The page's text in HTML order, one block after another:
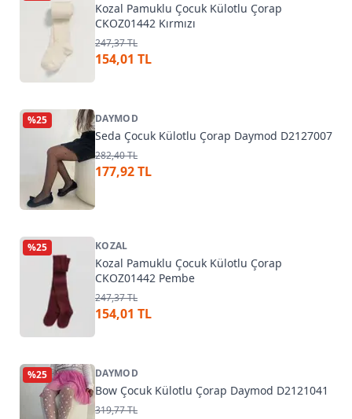
Kozal Pamuklu Çocuk Külotlu Çorap
CKOZ01442 Kırmızı
247,37 TL
154,01 TL
%25 DAYMOD
Seda Çocuk Külotlu Çorap Daymod D2127007
282,40 TL
177,92 TL
%25 KOZAL
Kozal Pamuklu Çocuk Külotlu Çorap
CKOZ01442 Pembe
247,37 TL
154,01 TL
%25 DAYMOD
Bow Çocuk Külotlu Çorap Daymod D2121041
319,77 TL